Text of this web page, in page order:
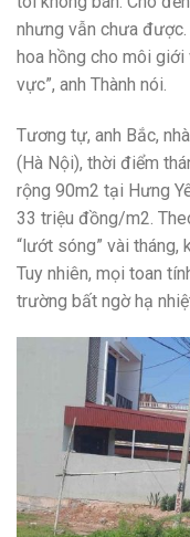
nhưng vẫn chưa
hoa hồng cho môi
vực”, anh Thành nói.
Tương tự, anh Bắc,
(Hà Nội), thời điểm
rộng 90m2 tại Hưng
33 triệu đồng/m2.
“lướt sóng” vài tháng,
Tuy nhiên, mọi toan
trường bất ngờ hạ